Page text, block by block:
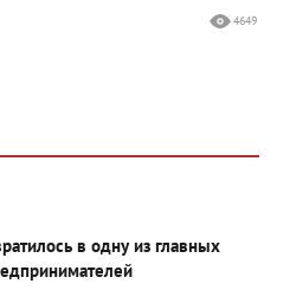
4649
в одну из главных